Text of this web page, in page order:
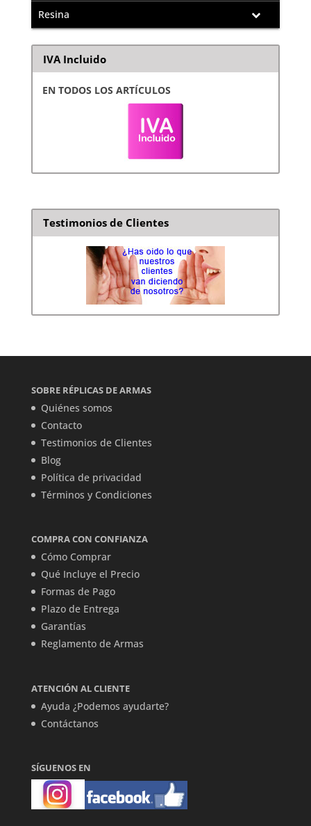
Resina
IVA Incluido
EN TODOS LOS ARTÍCULOS
Testimonios de Clientes
SOBRE RÉPLICAS DE ARMAS
Quiénes somos
Contacto
Testimonios de Clientes
Blog
Política de privacidad
Términos y Condiciones
COMPRA CON CONFIANZA
Cómo Comprar
Qué Incluye el Precio
Formas de Pago
Plazo de Entrega
Garantías
Reglamento de Armas
ATENCIÓN AL CLIENTE
Ayuda ¿Podemos ayudarte?
Contáctanos
SÍGUENOS EN